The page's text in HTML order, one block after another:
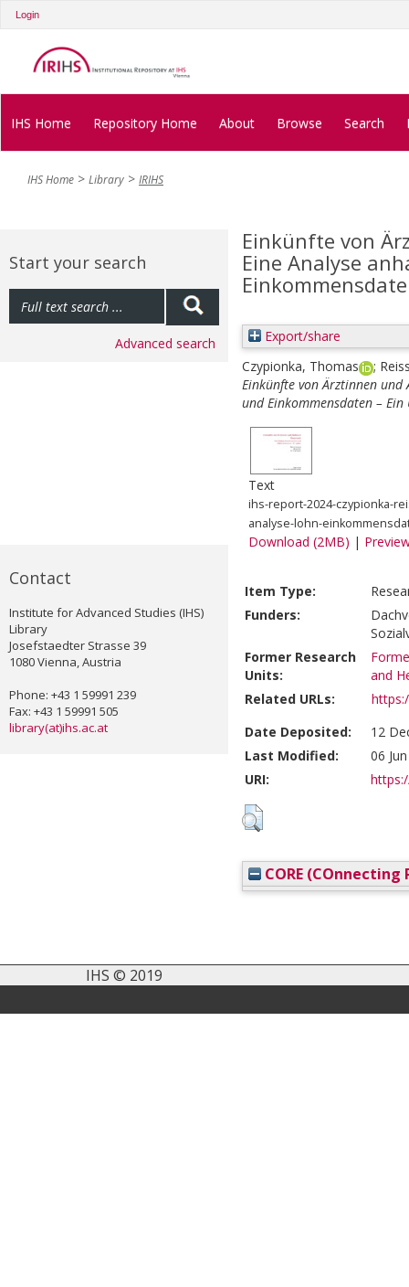
Login
IHS Home Repository Home About Browse Search
IHS Home Library IRIHS
Start your search
Advanced search
Contact
Institute for Advanced Studies (IHS)
Library
Josefstaedter Strasse 39
1080 Vienna, Austria
Phone: +43 1 59991 239
Fax: +43 1 59991 505
library(at)ihs.ac.at
Einkünfte von
Eine Analyse
Export/share
Czypionka, Thomas
;
Einkünfte von Ärztinnen und
und Einkommensdaten – Ein
Text
ihs-report-2024-czypionka-
analyse-lohn-
Download (2MB) |
Item Type:
Funders:
Former Research
Units:
and
Related URLs:
Date Deposited:
12
Last Modified:
06
URI:
CORE (COnnecting
IHS © 2019